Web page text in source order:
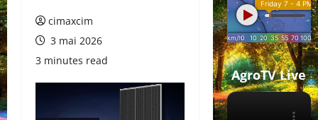
cimaxcim
3 mai 2026
3 minutes read
AgroTV Live